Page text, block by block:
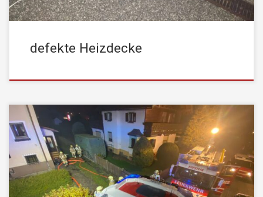
defekte Heizdecke
Am Freitag, den 12. November 2021, wurde die
STADTFEUERWEHR Kufstein um 20:19 Uhr mittels stiller
Alarmierung von der Leitstelle Tirol zu einer Rauchentwicklung in
einem Einfamilienhaus alarmiert. Beim Eintreffen durch den
ersten Gruppenkommandant wurde dies bestätigt. Da aus